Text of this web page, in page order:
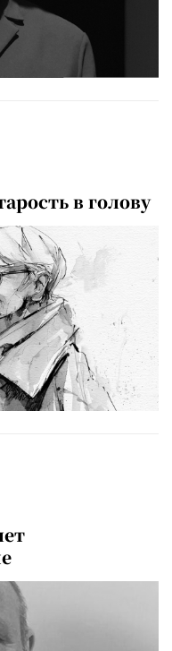
в голову